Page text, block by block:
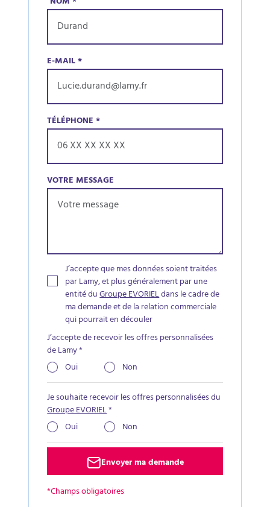
E-MAIL*
TÉLÉPHONE*
VOTRE MESSAGE
J’accepte que mes données soient traitées
par Lamy, et plus généralement par une
entité duGroupe EVORIELdans le cadre de
ma demande et de la relation commerciale
qui pourrait en découler
J’accepte de recevoir les offres personnalisées
de Lamy*
Oui
Non
Je souhaite recevoir les offres personnalisées du
Groupe EVORIEL*
Oui
Non
Envoyer ma demande
*Champs obligatoires